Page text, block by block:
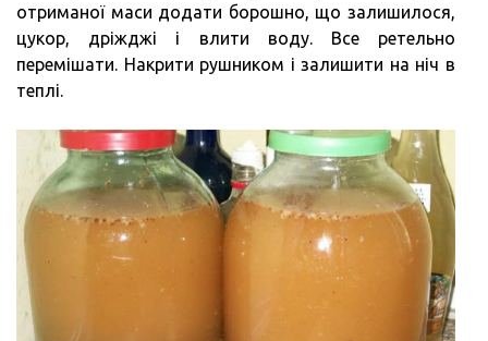
отриманої маси додати борошно, що залишилося,
цукор, дріжджі і влити воду. Все ретельно
перемішати. Накрити рушником і залишити на ніч в
теплі.